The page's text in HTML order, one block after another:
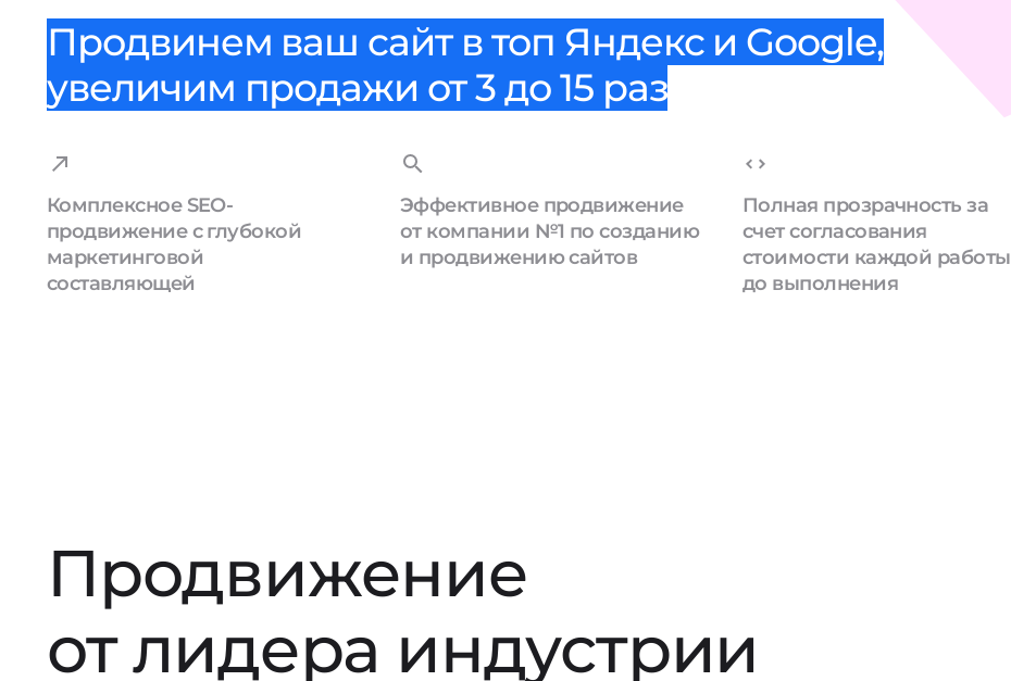
Продвинем ваш сайт в топ Яндекс и Google,
увеличим продажи от 3 до 15 раз
Комплексное SEO-
продвижение с глубокой
маркетинговой
составляющей
Эффективное продвижение
от компании №1 по созданию
и продвижению сайтов
Полная прозрачность за
счет согласования
стоимости каждой работы
до выполнения
Продвижение
от лидера индустрии